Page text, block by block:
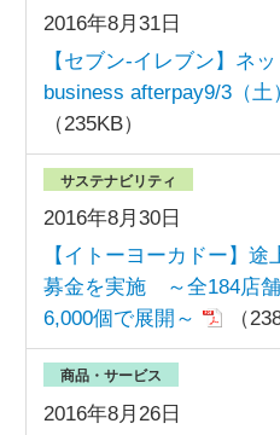
2016年8月31日
【セブン‐イレブン】ネ
business afterpay9/3（
（235KB）
2016年8月30日
サステナビリティ
【イトーヨーカドー】
募金を実施 ～全184店
6,000個で展開～
（
2016年8月26日
商品・サービス